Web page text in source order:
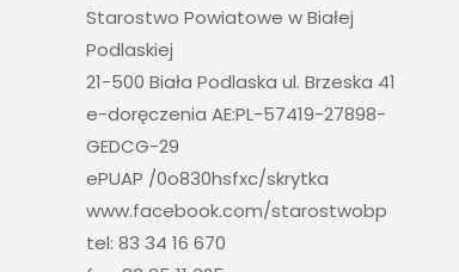
Starostwo Powiatowe w Białej
Podlaskiej
21-500 Biała Podlaska ul. Brzeska 41
e-doręczenia AE:PL-57419-27898-
GEDCG-29
ePUAP /0o830hsfxc/skrytka
www.facebook.com/starostwobp
tel: 83 34 16 670